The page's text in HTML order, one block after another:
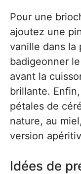
Pour une
ajoutez une
vanille dans la
badigeonner
avant la
brillante.
pétales de
nature, au
version
Idées de